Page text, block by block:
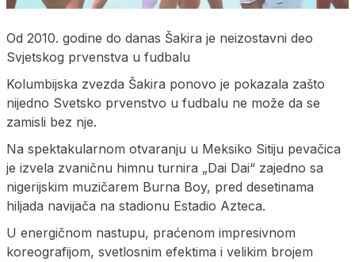
Od 2010. godine do danas Šakira je neizostavni deo
Svjetskog prvenstva u fudbalu
Kolumbijska zvezda Šakira ponovo je pokazala zašto
nijedno Svetsko prvenstvo u fudbalu ne može da se
zamisli bez nje.
Na spektakularnom otvaranju u Meksiko Sitiju pevačica
je izvela zvaničnu himnu turnira „Dai Dai“ zajedno sa
nigerijskim muzičarem Burna Boy, pred desetinama
hiljada navijača na stadionu Estadio Azteca.
U energičnom nastupu, praćenom impresivnom
koreografijom, svetlosnim efektima i velikim brojem